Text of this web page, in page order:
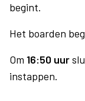
begint.
Het boarden
Om 16:50 uur
instappen.